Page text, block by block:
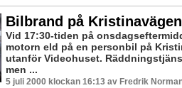
Bilbrand på Kristinavägen
Vid 17:30-tiden på
motorn eld på en personbil på
utanför Videohuset.
men ...
5 juli 2000 klockan 16:13 av Fredrik